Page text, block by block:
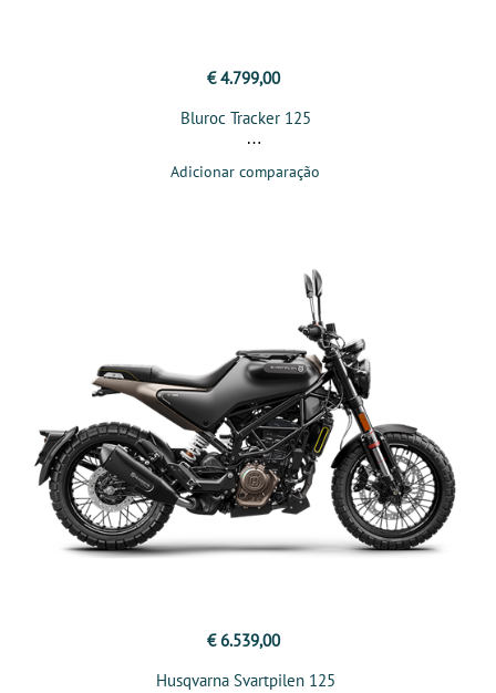
€ 4.799,00
Bluroc Tracker 125
Adicionar comparação
€ 6.539,00
Husqvarna Svartpilen 125